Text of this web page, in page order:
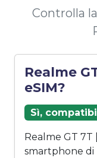
Controlla
Realme
eSIM?
Sì,
Realme GT 7T
smartphone di